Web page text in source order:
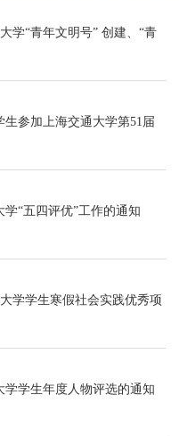
学“青年文明号” 创建、“青
参加上海交通大学第51届
“五四评优”工作的通知
学学生寒假社会实践优秀项
学学生年度人物评选的通知